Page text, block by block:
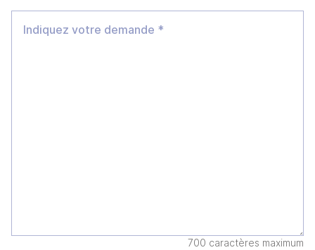
700 caractères maximum